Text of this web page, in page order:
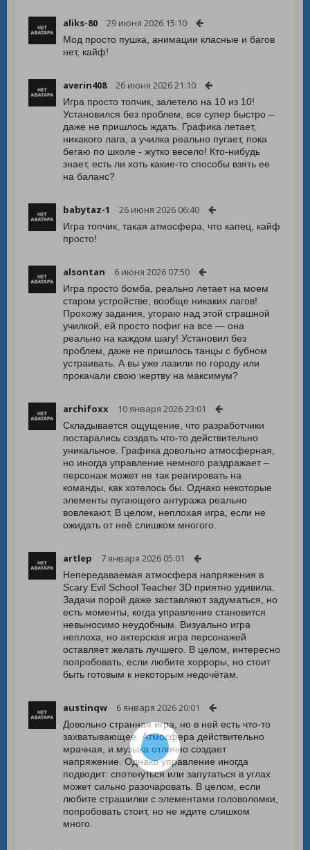
aliks-80 29 июня 2026 15:10
Мод просто пушка, анимации класные и багов
нет, кайф!
averin408 26 июня 2026 21:10
Игра просто топчик, залетело на 10 из 10!
Установился без проблем, все супер быстро –
даже не пришлось ждать. Графика летает,
никакого лага, а училка реально пугает, пока
бегаю по школе - жутко весело! Кто-нибудь
знает, есть ли хоть какие-то способы взять ее
на баланс?
babytaz-1 26 июня 2026 06:40
Игра топчик, такая атмосфера, что капец, кайф
просто!
alsontan 6 июня 2026 07:50
Игра просто бомба, реально летает на моем
старом устройстве, вообще никаких лагов!
Прохожу задания, угораю над этой страшной
училкой, ей просто пофиг на все — она
реально на каждом шагу! Установил без
проблем, даже не пришлось танцы с бубном
устраивать. А вы уже лазили по городу или
прокачали свою жертву на максимум?
archifoxx 10 января 2026 23:01
Складывается ощущение, что разработчики
постарались создать что-то действительно
уникальное. Графика довольно атмосферная,
но иногда управление немного раздражает –
персонаж может не так реагировать на
команды, как хотелось бы. Однако некоторые
элементы пугающего антуража реально
вовлекают. В целом, неплохая игра, если не
ожидать от неё слишком многого.
artlep 7 января 2026 05:01
Непередаваемая атмосфера напряжения в
Scary Evil School Teacher 3D приятно удивила.
Задачи порой даже заставляют задуматься, но
есть моменты, когда управление становится
невыносимо неудобным. Визуально игра
неплоха, но актерская игра персонажей
оставляет желать лучшего. В целом, интересно
попробовать, если любите хорроры, но стоит
быть готовым к некоторым недочётам.
austinqw 6 января 2026 20:01
Довольно странная игра, но в ней есть что-то
захватывающее. Атмосфера действительно
мрачная, и музыка отлично создает
напряжение. Однако управление иногда
подводит: споткнуться или запутаться в углах
может сильно разочаровать. В целом, если
любите страшилки с элементами головоломки,
попробовать стоит, но не ждите слишком
много.